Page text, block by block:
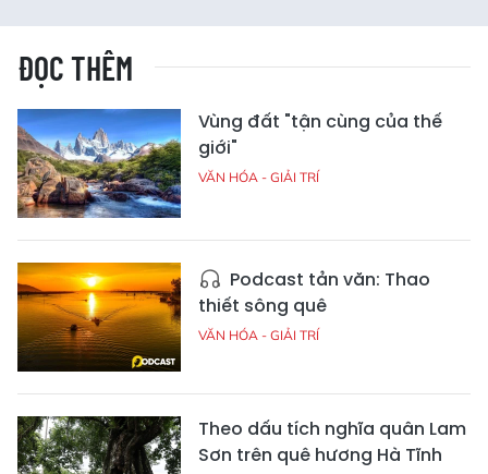
ĐỌC THÊM
Vùng đất "tận cùng của thế
giới"
VĂN HÓA - GIẢI TRÍ
Podcast tản văn: Thao
thiết sông quê
VĂN HÓA - GIẢI TRÍ
Theo dấu tích nghĩa quân Lam
Sơn trên quê hương Hà Tĩnh